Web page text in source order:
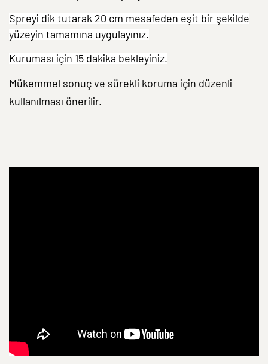
Spreyi dik tutarak 20 cm mesafeden eşit bir şekilde
yüzeyin tamamına uygulayınız.
Kuruması için 15 dakika bekleyiniz.
Mükemmel sonuç ve sürekli koruma için düzenli
kullanılması önerilir.